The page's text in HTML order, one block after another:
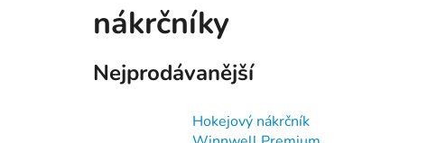
nákrčníky
Nejprodávanější
Hokejový nákrčník